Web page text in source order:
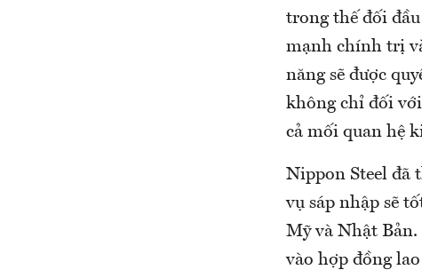
trong thế đối
mạnh chính trị
năng sẽ được
không chỉ đối
cả mối quan hệ
Nippon Steel đã
vụ sáp nhập sẽ
Mỹ và Nhật
vào hợp đồng